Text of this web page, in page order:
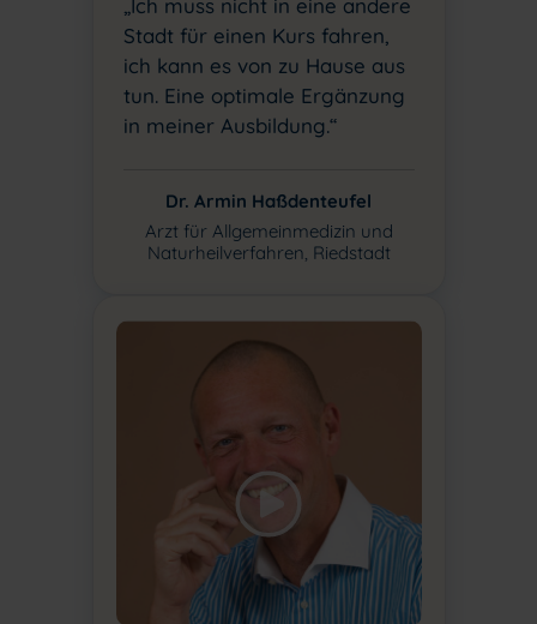
„Ich muss nicht in eine andere
Stadt für einen Kurs fahren,
ich kann es von zu Hause aus
tun. Eine optimale Ergänzung
in meiner Ausbildung.“
Dr. Armin Haßdenteufel
Arzt für Allgemeinmedizin und
Naturheilverfahren, Riedstadt